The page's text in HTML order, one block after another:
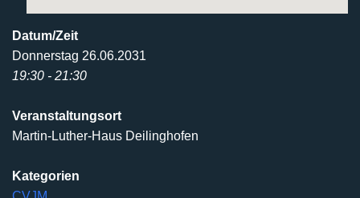
Datum/Zeit
Donnerstag 26.06.2031
19:30 - 21:30
Veranstaltungsort
Martin-Luther-Haus Deilinghofen
Kategorien